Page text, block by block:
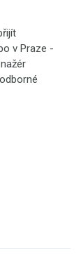
v Praze -